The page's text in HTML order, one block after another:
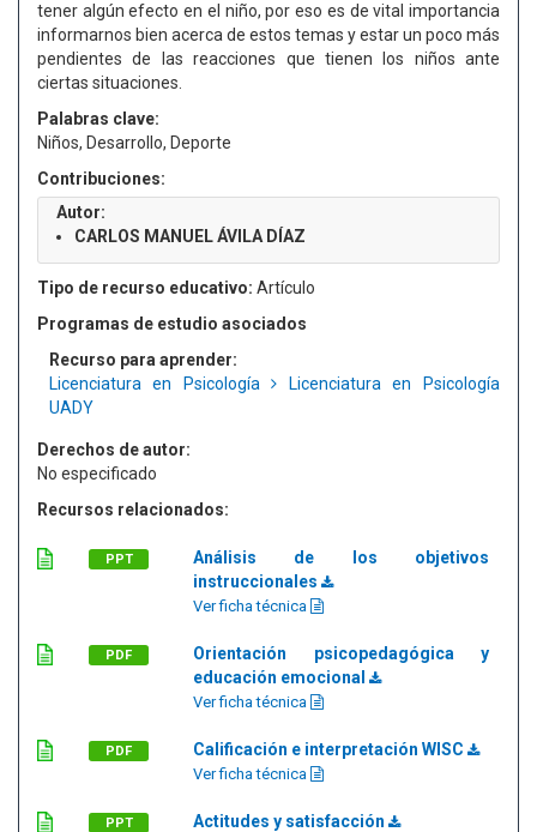
tener algún efecto en el niño, por eso es de vital importancia
informarnos bien acerca de estos temas y estar un poco más
pendientes de las reacciones que tienen los niños ante
ciertas situaciones.
Palabras clave:
Niños, Desarrollo, Deporte
Contribuciones:
Autor:
CARLOS MANUEL ÁVILA DÍAZ
Tipo de recurso educativo: Artículo
Programas de estudio asociados
Recurso para aprender:
Licenciatura en Psicología
Licenciatura en Psicología
UADY
Derechos de autor:
No especificado
Recursos relacionados:
PPT
Análisis de los objetivos
instruccionales
Ver ficha técnica
PDF
Orientación psicopedagógica y
educación emocional
Ver ficha técnica
PDF Calificación e interpretación WISC
Ver ficha técnica
PPT Actitudes y satisfacción